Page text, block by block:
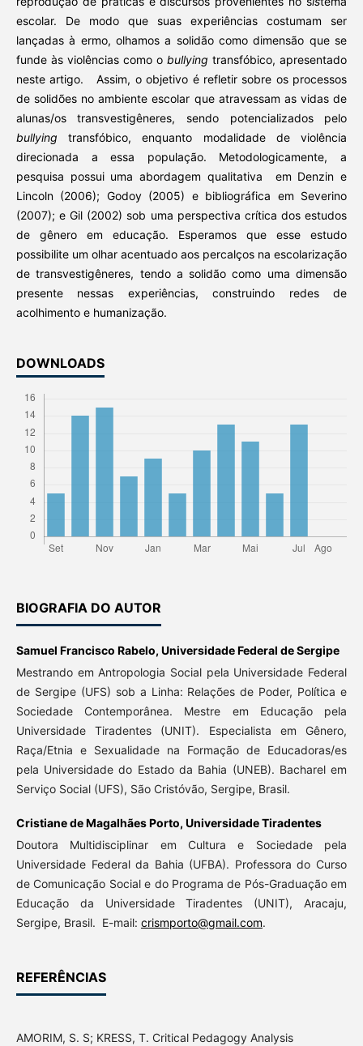
escolar. De modo que suas experiências costumam ser
lançadas à ermo, olhamos a solidão como dimensão que se
funde às violências como obullyingtransfóbico, apresentado
neste artigo. Assim, o objetivo é refletir sobre os processos
de solidões no ambiente escolar que atravessam as vidas de
alunas/os transvestigêneres, sendo potencializados pelo
bullyingtransfóbico, enquanto modalidade de violência
direcionada a essa população. Metodologicamente, a
pesquisa possui uma abordagem qualitativa em Denzin e
Lincoln (2006); Godoy (2005) e bibliográfica em Severino
(2007); e Gil (2002) sob uma perspectiva crítica dos estudos
de gênero em educação. Esperamos que esse estudo
possibilite um olhar acentuado aos percalços na escolarização
de transvestigêneres, tendo a solidão como uma dimensão
presente nessas experiências, construindo redes de
acolhimento e humanização.
DOWNLOADS
BIOGRAFIA DO AUTOR
Samuel Francisco Rabelo, Universidade Federal de Sergipe
Mestrando em Antropologia Social pela Universidade Federal
de Sergipe (UFS) sob a Linha: Relações de Poder, Política e
Sociedade Contemporânea. Mestre em Educação pela
Universidade Tiradentes (UNIT). Especialista em Gênero,
Raça/Etnia e Sexualidade na Formação de Educadoras/es
pela Universidade do Estado da Bahia (UNEB). Bacharel em
Serviço Social (UFS), São Cristóvão, Sergipe, Brasil.
Cristiane de Magalhães Porto, Universidade Tiradentes
Doutora Multidisciplinar em Cultura e Sociedade pela
Universidade Federal da Bahia (UFBA). Professora do Curso
de Comunicação Social e do Programa de Pós-Graduação em
Educação da Universidade Tiradentes (UNIT), Aracaju,
Sergipe, Brasil. E-mail: crismporto@gmail.com.
REFERÊNCIAS
AMORIM, S. S; KRESS, T. Critical Pedagogy Analysis